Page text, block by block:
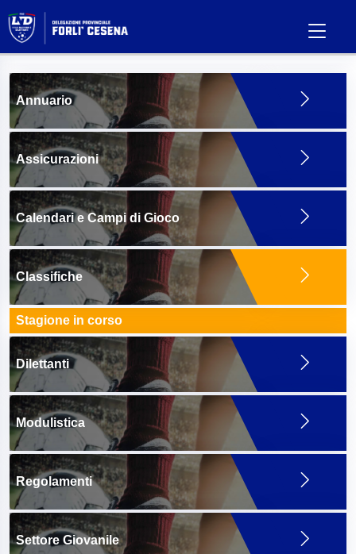
Annuario
Assicurazioni
Calendari e Campi di Gioco
Classifiche
Stagione in corso
Dilettanti
Modulistica
Regolamenti
Settore Giovanile